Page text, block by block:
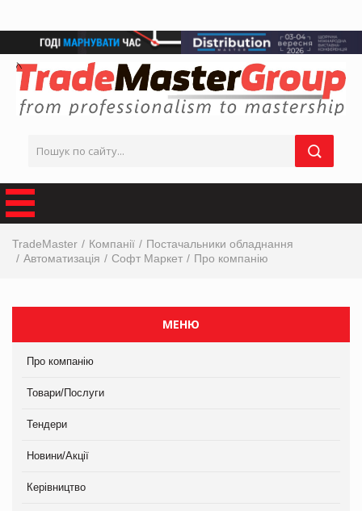
TradeMaster Компанії
Постачальники обладнання
Автоматизація
Софт Маркет Про компанію
МЕНЮ
Про компанію
Товари/Послуги
Тендери
Новини/Акції
Керівництво